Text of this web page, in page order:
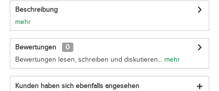
Beschreibung
mehr
Bewertungen
0
Bewertungen lesen, schreiben und diskutieren... mehr
Kunden haben sich ebenfalls angesehen